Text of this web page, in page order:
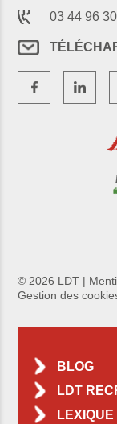
03 44 96
© 2026 LDT |
Gestion des
BLOG
LDT
LEXIQUE